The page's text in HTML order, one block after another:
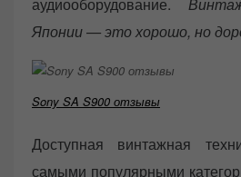
Японии — это хорошо, но
Sony SA S900 отзывы
Доступная винтажная
самыми популярными